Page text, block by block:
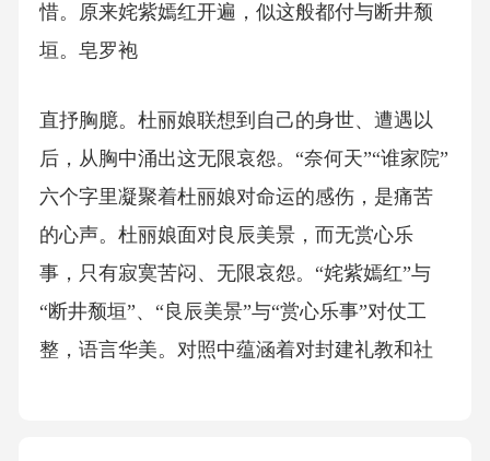
惜。原来姹紫嫣红开遍，似这般都付与断井颓
垣。皂罗袍
直抒胸臆。杜丽娘联想到自己的身世、遭遇以
后，从胸中涌出这无限哀怨。“奈何天”“谁家院”
六个字里凝聚着杜丽娘对命运的感伤，是痛苦
的心声。杜丽娘面对良辰美景，而无赏心乐
事，只有寂寞苦闷、无限哀怨。“姹紫嫣红”与
“断井颓垣”、“良辰美景”与“赏心乐事”对仗工
整，语言华美。对照中蕴涵着对封建礼教和社